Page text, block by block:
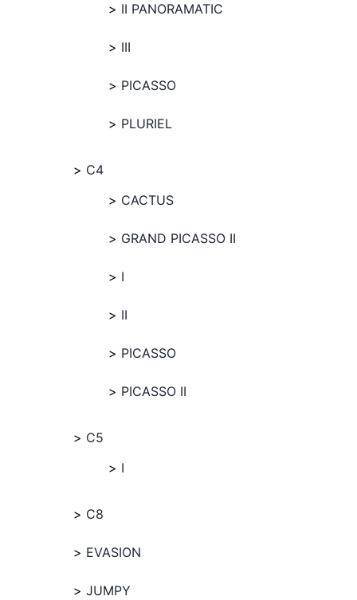
II PANORAMATIC
III
PICASSO
PLURIEL
C4
CACTUS
GRAND PICASSO II
I
II
PICASSO
PICASSO II
C5
I
C8
EVASION
JUMPY